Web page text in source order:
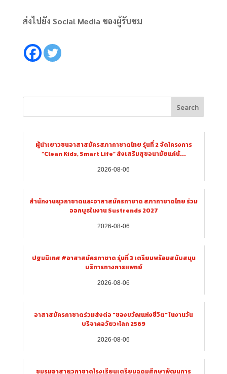
ส่งไปยัง Social Media ของผู้รับชม
Search
ผู้นำเยาวชนอาสาสมัครสภากาชาดไทย รุ่นที่ 2 จัดโครงการ
“Clean Kids, Smart Life” ส่งเสริมสุขอนามัยแก่นั...
2026-08-06
สำนักงานยุวกาชาดและอาสาสมัครกาชาด สภากาชาดไทย ร่วม
ออกบูธในงาน Sustrends 2027
2026-08-06
ปฐมนิเทศ #อาสาสมัครกาชาด รุ่นที่ 3 เตรียมพร้อมสนับสนุน
บริการทางการแพทย์
2026-08-06
อาสาสมัครกาชาดร่วมส่งต่อ "ของขวัญแห่งชีวิต" ในงานวัน
บริจาคอวัยวะโลก 2569
2026-08-06
ชมรมอาสายุวกาชาดโรงเรียนเตรียมอุดมศึกษาพัฒนการ